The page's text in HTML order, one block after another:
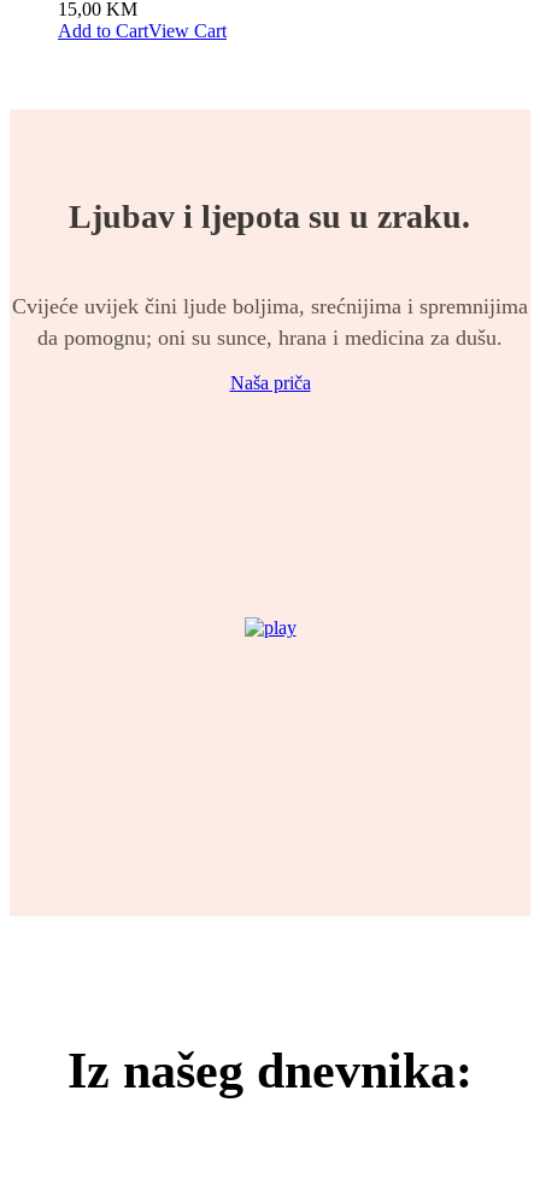
15,00 KM
Add to CartView Cart
Ljubav i ljepota su u zraku.
Cvijeće uvijek čini ljude boljima, srećnijima i spremnijima
da pomognu; oni su sunce, hrana i medicina za dušu.
Naša priča
Iz našeg dnevnika: